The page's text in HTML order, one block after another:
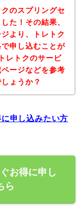
のスプリングセ
た！その結果、
より、トレトク
申し込むことが
レトクのサービ
ージなどを参考
ょうか？
申し込みたい方
お得に申し
ら